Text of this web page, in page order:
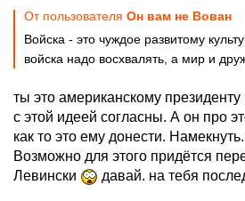
От пользователя Он вам не Вован
Войска - это чуждое развитому
войска надо восхвалять, а мир и
ты это американскому президенту
с этой идеей согласны. А он про
как то это ему донести.
Возможно для этого придётся
Левински
давай. на тебя